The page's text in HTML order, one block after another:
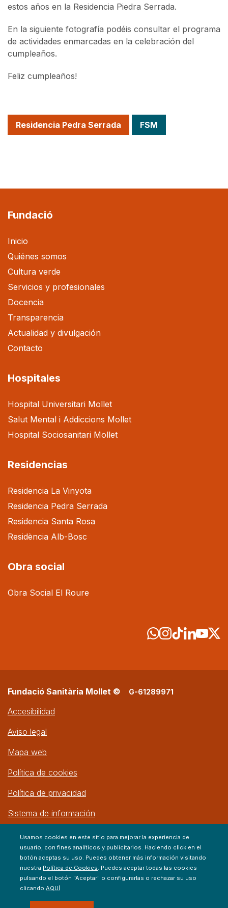
estos años en la Residencia Piedra Serrada.
En la siguiente fotografía podéis consultar el programa
de actividades enmarcadas en la celebración del
cumpleaños.
Feliz cumpleaños!
Residencia Pedra Serrada FSM
Fundació
Inicio
Quiénes somos
Cultura verde
Servicios y profesionales
Docencia
Transparencia
Actualidad y divulgación
Contacto
Hospitales
Hospital Universitari Mollet
Salut Mental i Addiccions Mollet
Hospital Sociosanitari Mollet
Residencias
Residencia La Vinyota
Residencia Pedra Serrada
Residencia Santa Rosa
Residència Alb-Bosc
Obra social
Obra Social El Roure
Fundació Sanitària Mollet © G-61289971
Accesibilidad
Aviso legal
Mapa web
Política de cookies
Política de privacidad
Sistema de información
Usamos cookies en este sitio para mejorar la experiencia de
usuario, con fines analíticos y publicitarios. Haciendo click en el
botón aceptas su uso. Puedes obtener más información visitando
nuestra Política de Cookies. Puedes aceptar todas las cookies
pulsando el botón "Aceptar" o configurarlas o rechazar su uso
clicando AQUÍ